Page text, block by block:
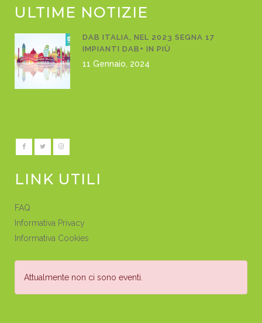
ULTIME NOTIZIE
DAB ITALIA, NEL 2023 SEGNA 17
IMPIANTI DAB+ IN PIÙ
11 Gennaio, 2024
LINK UTILI
FAQ
Informativa Privacy
Informativa Cookies
Attualmente non ci sono eventi.